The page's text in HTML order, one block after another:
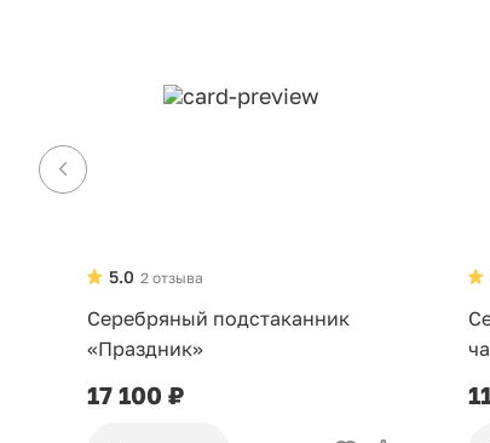
2 отзыва
5.0
Серебряный подстаканник
«Праздник»
17 100 ₽